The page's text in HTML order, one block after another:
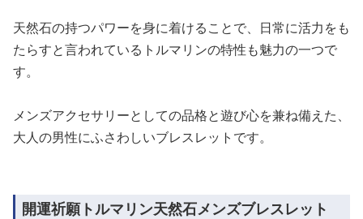
天然石の持つパワーを身に着けることで、日常に活力をも
たらすと言われているトルマリンの特性も魅力の一つで
す。
メンズアクセサリーとしての品格と遊び心を兼ね備えた、
大人の男性にふさわしいブレスレットです。
開運祈願トルマリン天然石メンズブレスレット